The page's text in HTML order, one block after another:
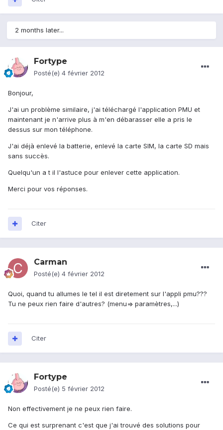
2 months later...
Fortype
Posté(e) 4 février 2012
Bonjour,
J'ai un problème similaire, j'ai téléchargé l'application PMU et
maintenant je n'arrive plus à m'en débarasser elle a pris le
dessus sur mon téléphone.
J'ai déjà enlevé la batterie, enlevé la carte SIM, la carte SD mais
sans succès.
Quelqu'un a t il l'astuce pour enlever cette application.
Merci pour vos réponses.
Citer
Carman
Posté(e) 4 février 2012
Quoi, quand tu allumes le tel il est diretement sur l'appli pmu???
Tu ne peux rien faire d'autres? (menu=> paramètres,...)
Citer
Fortype
Posté(e) 5 février 2012
Non effectivement je ne peux rien faire.
Ce qui est surprenant c'est que j'ai trouvé des solutions pour